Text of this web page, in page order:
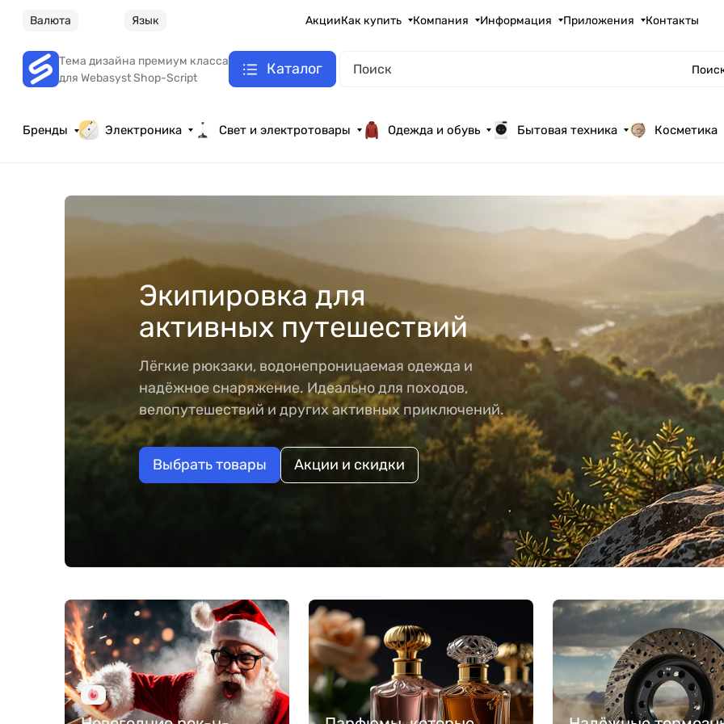
Валюта Язык АкцииКак купить Компания Информация Приложения Контакты
Тема дизайна премиум класса
для Webasyst Shop-Script
Каталог
Бренды Электроника Свет и электротовары Одежда и обувь Бытовая техника Косметика
Экипировка для
активных путешествий
Лёгкие рюкзаки, водонепроницаемая одежда и
надёжное снаряжение. Идеально для походов,
велопутешествий и других активных приключений.
Выбрать товары Акции и скидки